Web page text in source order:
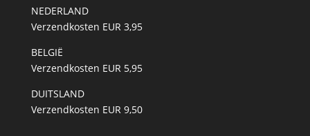
NEDERLAND
Verzendkosten EUR 3,95
BELGIË
Verzendkosten EUR 5,95
DUITSLAND
Verzendkosten EUR 9,50